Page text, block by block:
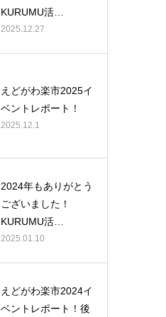
KURUMU活…
2025.12.27
えどがわ楽市2025イ
ベントレポート！
2025.12.1
2024年もありがとう
ございました！
KURUMU活…
2025.01.10
えどがわ楽市2024イ
ベントレポート！後